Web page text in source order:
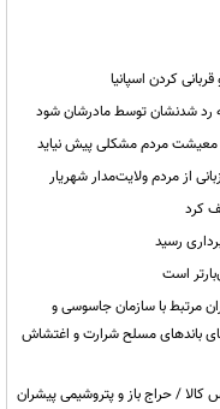
کردن اسپانیا
رد شدنشان توسط مادرشان شود
معیشت مردم مشکلی پیش نیاید
کرد
است
و دستگیری ۲۱ نفر از مزدوران مرتبط با سازمان جاسوسی و
و بازداشت ۴ نفر از اعضای باندهای مسلح شرارت و اغتشاش
بورس کالا / حراج باز و پتروشیمی پیشران